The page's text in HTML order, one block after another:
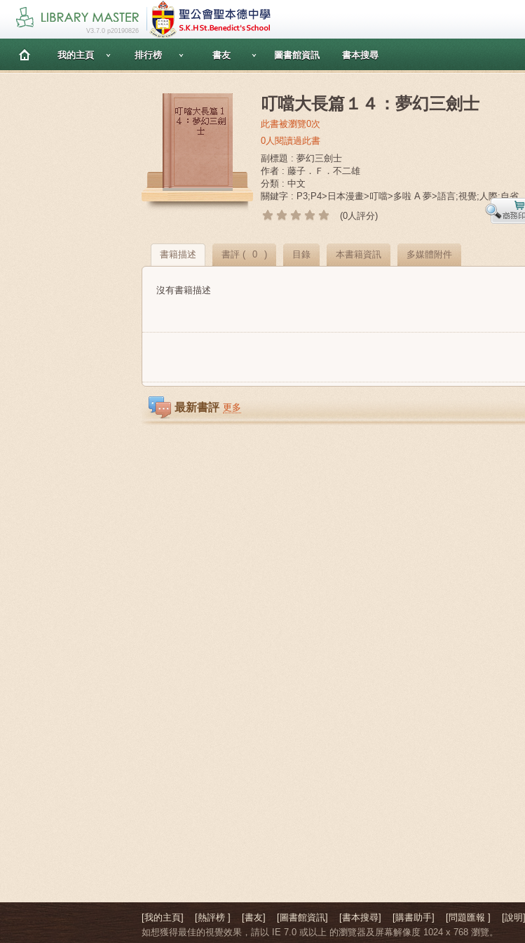
V3.7.0 p20190826
我的主頁 排行榜 書友 圖書館資訊 書本搜尋
叮噹大長篇１４：夢幻三劍士
此書被瀏覽0次
0人閱讀過此書
副標題 : 夢幻三劍士
作者 : 藤子．Ｆ．不二雄
分類 : 中文
關鍵字 : P3;P4>日本漫畫>叮噹>多啦 A 夢>語言;視覺;人際;自省
(0人評分)
書籍描述 書評 ( 0 ) 目錄 本書籍資訊 多媒體附件
沒有書籍描述
最新書評 更多
[我的主頁] [熱評榜 ] [書友] [圖書館資訊] [書本搜尋] [購書助手] [問題匯報 ]
[說明]
如想獲得最佳的視覺效果，請以 IE 7.0 或以上 的瀏覽器及屏幕解像度 1024 x 768 瀏覽。